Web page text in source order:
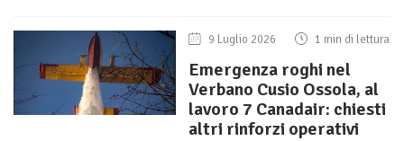
9 Luglio 2026 1 min di lettura
Emergenza roghi nel
Verbano Cusio Ossola, al
lavoro 7 Canadair: chiesti
altri rinforzi operativi